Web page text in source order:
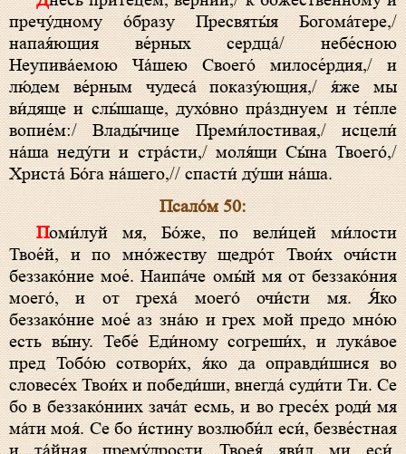
пречу́дному о́бразу Пресвяты́я Богома́тере,/
напaя́ющия ве́рных сердца́/ небе́сною
Неупива́емою Ча́шею Своего́ милосе́рдия,/ и
лю́дем ве́рным чудеса́ показу́ющия,/ я́же мы
ви́дяще и слы́шаще, духо́вно пра́зднуем и те́пле
вопие́м:/ Влады́чице Преми́лостивая,/ исцели́
на́ша неду́ги и стра́сти,/ моля́щи Сы́на Твоего́,/
Христа́ Бо́га на́шего,// спасти́ ду́ши на́ша.
Псало́м 50:
Поми́луй мя, Бо́же, по вели́цей ми́лости
Твое́й, и по мно́жеству щедро́т Твои́х очи́сти
беззако́ние мое́. Наипа́че омы́й мя от беззако́ния
моего́, и от греха́ моего́ очи́сти мя. Я́ко
беззако́ние мое́ аз зна́ю и грех мой предо мно́ю
есть вы́ну. Тебе́ Еди́ному согреши́х, и лука́вое
пред Тобо́ю сотвори́х, я́ко да оправди́шися во
словесе́х Твои́х и победи́ши, внегда́ суди́ти Ти. Се
бо в беззако́ниих зача́т есмь, и во гресе́х роди́ мя
ма́ти моя́. Се бо и́стину возлюби́л еси́, безве́стная